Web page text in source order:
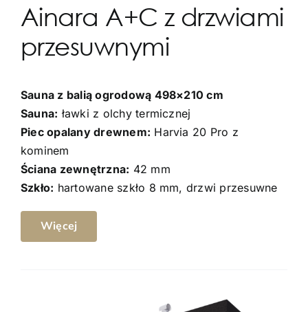
Ainara A+C z drzwiami
przesuwnymi
Sauna z balią ogrodową 498×210 cm
Sauna: ławki z olchy termicznej
Piec opalany drewnem: Harvia 20 Pro z
kominem
Ściana zewnętrzna: 42 mm
Szkło: hartowane szkło 8 mm, drzwi przesuwne
Więcej